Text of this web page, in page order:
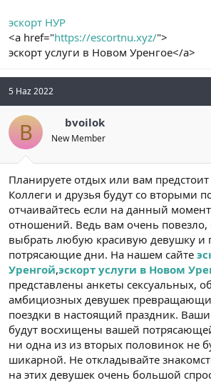
эскорт НУР
<a href="https://escortnu.xyz/">
эскорт услуги в Новом Уренгое</a>
5 Haz 2022
B bvoilok
New Member
Планируете отдых или вам предстоит
Коллеги и друзья будут со вторыми
отчаивайтесь если на данный момент
отношений. Ведь вам очень
выбрать любую красивую девушку и
потрясающие дни. На нашем сайте
Уренгой,эскорт услуги в Новом
представлены анкеты сексуальных,
амбициозных девушек
поездки в настоящий праздник.
будут восхищены вашей
ни одна из из вторых половинок не
шикарной. Не откладывайте
на этих девушек очень большой